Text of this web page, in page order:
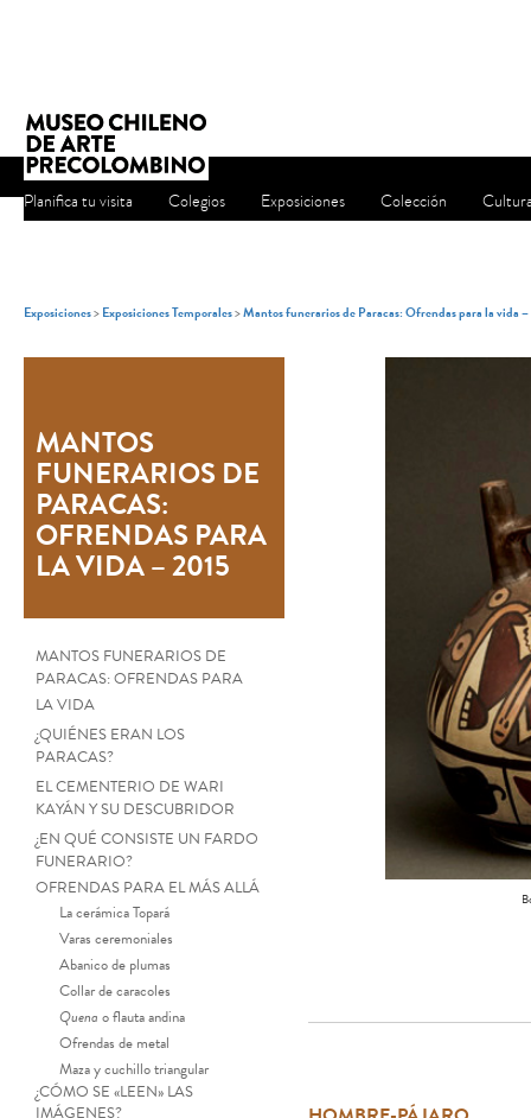
Planifica tu visita Colegios Exposiciones Colección
Exposiciones>Exposiciones Temporales>Mantos funerarios de Paracas: Ofrendas para la vida
MANTOS
FUNERARIOS DE
PARACAS:
OFRENDAS PARA
LA VIDA – 2015
MANTOS FUNERARIOS DE
PARACAS: OFRENDAS PARA
LA VIDA
¿QUIÉNES ERAN LOS
PARACAS?
EL CEMENTERIO DE WARI
KAYÁN Y SU DESCUBRIDOR
¿EN QUÉ CONSISTE UN FARDO
FUNERARIO?
OFRENDAS PARA EL MÁS ALLÁ
La cerámica Topará
Varas ceremoniales
Abanico de plumas
Collar de caracoles
Quena o flauta andina
Ofrendas de metal
Maza y cuchillo triangular
¿CÓMO SE «LEEN» LAS
IMÁGENES?